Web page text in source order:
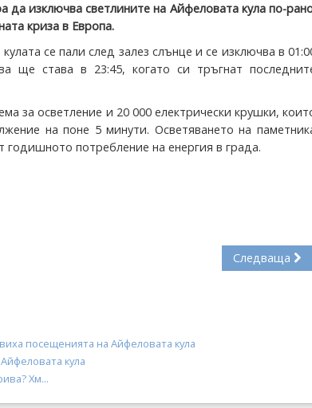
да изключва светлините на Айфеловата кула по-
криза в Европа.
се пали след залез слънце и се изключва в
ще става в 23:45, когато си тръгнат
за осветление и 20 000 електрически крушки,
на поне 5 минути. Осветяването на
годишното потребление на енергия в града.
Следваща
посещенията на Айфеловата кула
кула
Хм...